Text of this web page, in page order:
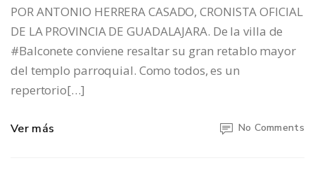
POR ANTONIO HERRERA CASADO, CRONISTA OFICIAL
DE LA PROVINCIA DE GUADALAJARA. De la villa de
#Balconete conviene resaltar su gran retablo mayor
del templo parroquial. Como todos, es un
repertorio[…]
Ver más No Comments